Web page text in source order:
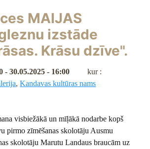
MAIJAS
gleznu izstāde
Krāsu dzīve".
- 30.05.2025 - 16:00
kur :
,Kandavas kultūras nams
visbiežākā un mīļākā nodarbe kopš
pirmo zīmēšanas skolotāju Ausmu
skolotāju Marutu Landaus braucām uz